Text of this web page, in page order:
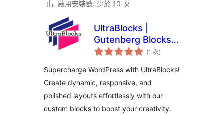
啟用安裝數: 少於 10 次
UltraBlocks |
Gutenberg Blocks |
Page Builder for
(1 次評
分
數
)
Supercharge WordPress with UltraBlocks!
Create dynamic, responsive, and
polished layouts effortlessly with our
custom blocks to boost your creativity.